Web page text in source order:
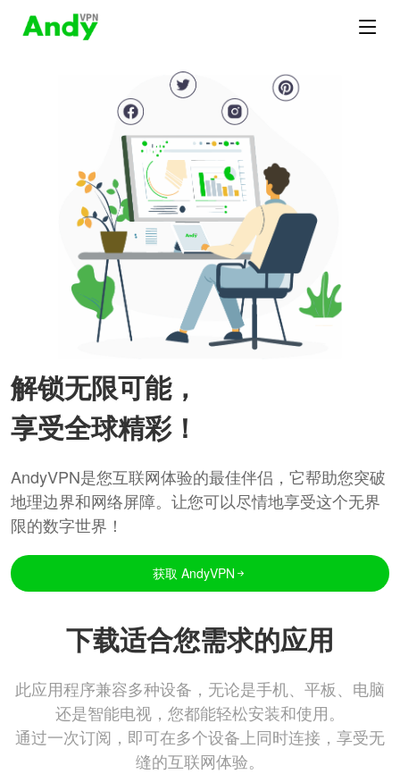
解锁无限可能，
享受全球精彩！
AndyVPN是您互联网体验的最佳伴侣，它帮助您突破
地理边界和网络屏障。让您可以尽情地享受这个无界
限的数字世界！
获取 AndyVPN
下载适合您需求的应用
此应用程序兼容多种设备，无论是手机、平板、电脑
还是智能电视，您都能轻松安装和使用。
通过一次订阅，即可在多个设备上同时连接，享受无
缝的互联网体验。